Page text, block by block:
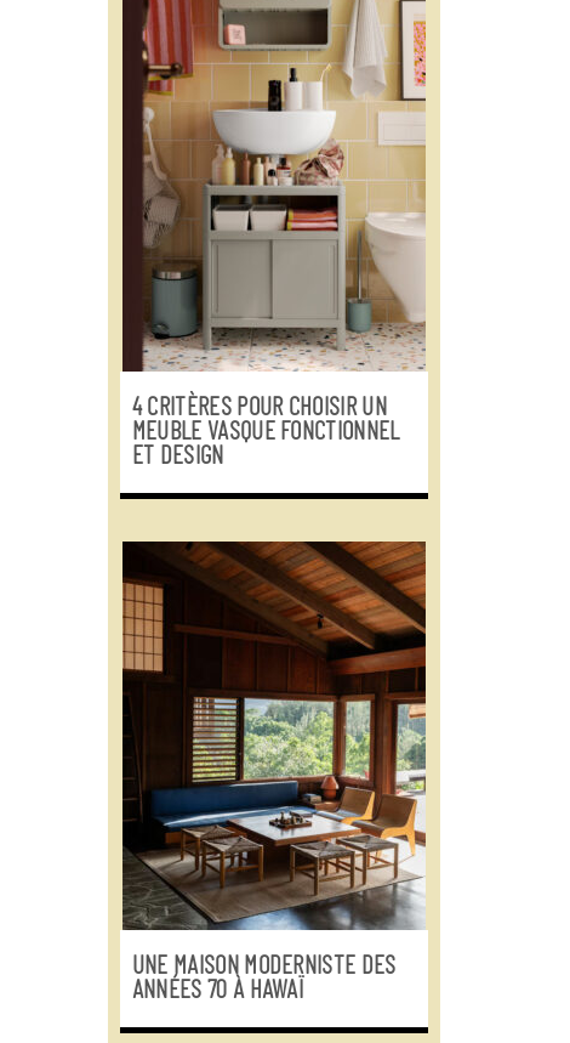
4 CRITÈRES POUR CHOISIR UN
MEUBLE VASQUE FONCTIONNEL
ET DESIGN
UNE MAISON MODERNISTE DES
ANNÉES 70 À HAWAÏ